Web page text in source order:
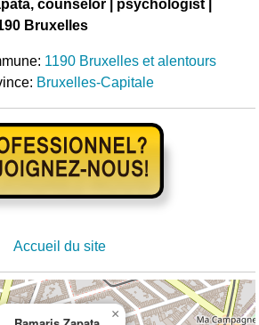
counselor | psychologist |
Bruxelles
1190 Bruxelles et alentours
Bruxelles-Capitale
Accueil du site
×